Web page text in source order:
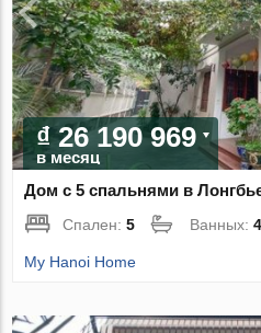
₫ 26 190 969
в месяц
Дом с 5 спальнями в
Спален:5 Ванных:4
My Hanoi Home